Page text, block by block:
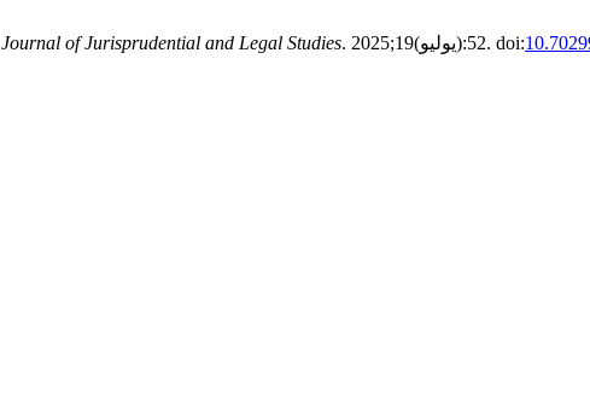
Journal of Jurisprudential and Legal Studies . 2025;19(يوليو):52. doi: